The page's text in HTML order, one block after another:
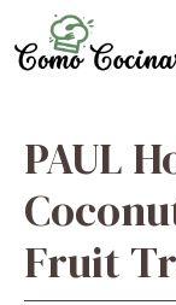
to
content
PAUL
Fruit